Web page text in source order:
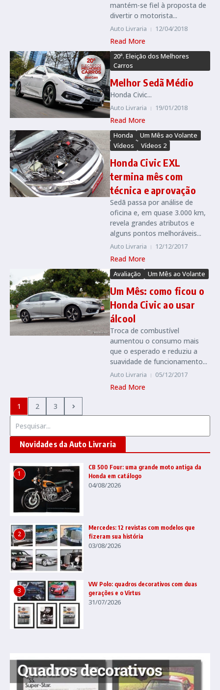
mantém-se fiel à proposta de
divertir o motorista...
Auto Livraria 12/04/2018
Read More
20ª. Eleição dos Melhores
Carros
Melhor Sedã Médio
Honda Civic...
Auto Livraria 19/01/2018
Read More
Honda
Um Mês ao Volante
Vídeos
Vídeos 2
Honda Civic EXL
termina mês com
técnica e aprovação
Sedã passa por análise de
oficina e, em quase 3.000 km,
revela grandes atributos e
alguns pontos melhoráveis...
Auto Livraria 12/12/2017
Read More
Avaliação Um Mês ao Volante
Um Mês: como ficou o
Honda Civic ao usar
álcool
Troca de combustível
aumentou o consumo mais
que o esperado e reduziu a
suavidade de funcionamento...
Auto Livraria 05/12/2017
Read More
1 2
3
Novidades da Auto Livraria
1
CB 500 Four: uma grande moto antiga da
Honda em catálogo
04/08/2026
2
Mercedes: 12 revistas com modelos que
fizeram sua história
03/08/2026
3
VW Polo: quadros decorativos com duas
gerações e o Virtus
31/07/2026